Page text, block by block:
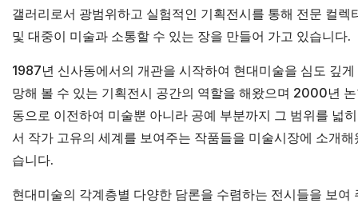
갤러리로서 광범위하고 실험적인 기획전시를 통해 전문 컬렉
및 대중이 미술과 소통할 수 있는 장을 만들어 가고 있습니다.
1987년 신사동에서의 개관을 시작하여 현대미술을 심도 깊게
망해 볼 수 있는 기획전시 공간의 역할을 해왔으며 2000년
동으로 이전하여 미술뿐 아니라 공예 부분까지 그 범위를 넓
서 작가 고유의 세계를 보여주는 작품들을 미술시장에 소개해
습니다.
현대미술의 각계층별 다양한 담론을 수렴하는 전시들을 보여